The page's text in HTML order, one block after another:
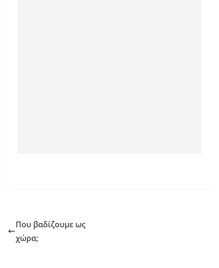
Που βαδίζουμε ως
χώρα;